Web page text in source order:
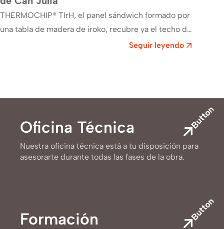
THERMOCHIP® TIrH, el panel sándwich formado por
una tabla de madera de iroko, recubre ya el techo de
Seguir leyendo
Button
Oficina Técnica
Nuestra oficina técnica está a tu disposición para
asesorarte durante todas las fases de la obra.
Button
Formación